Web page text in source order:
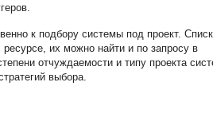
к подбору системы под проект.
их можно найти и по запросу в
отчуждаемости и типу проекта
выбора.